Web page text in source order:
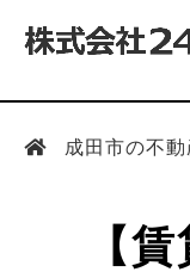
成田市の不
【